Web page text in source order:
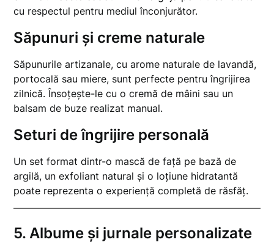
cu respectul pentru mediul înconjurător.
Săpunuri și creme naturale
Săpunurile artizanale, cu arome naturale de lavandă,
portocală sau miere, sunt perfecte pentru îngrijirea
zilnică. Însoțește-le cu o cremă de mâini sau un
balsam de buze realizat manual.
Seturi de îngrijire personală
Un set format dintr-o mască de față pe bază de
argilă, un exfoliant natural și o loțiune hidratantă
poate reprezenta o experiență completă de răsfăț.
5.Albume și jurnale personalizate